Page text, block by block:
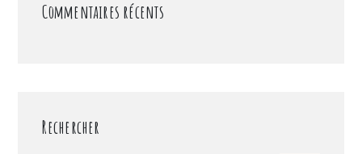
Commentaires récents
Rechercher